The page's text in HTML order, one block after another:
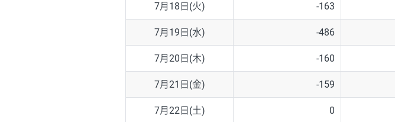
7月18日(火) -163
7月19日(水) -486
7月20日(木) -160
7月21日(金) -159
7月22日(土) 0